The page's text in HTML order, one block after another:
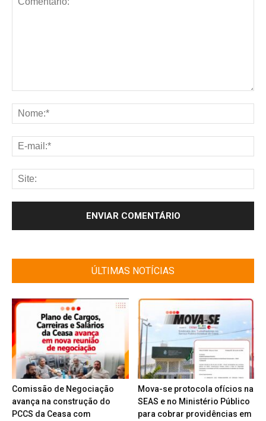
ÚLTIMAS NOTÍCIAS
Comissão de Negociação
avança na construção do
PCCS da Ceasa com
Mova-se protocola ofícios na
SEAS e no Ministério Público
para cobrar providências em